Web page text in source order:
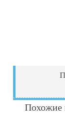
Похожие